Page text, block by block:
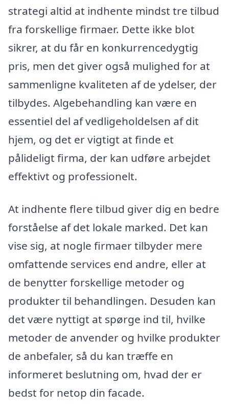
strategi altid at indhente mindst tre tilbud
fra forskellige firmaer. Dette ikke blot
sikrer, at du får en konkurrencedygtig
pris, men det giver også mulighed for at
sammenligne kvaliteten af de ydelser, der
tilbydes. Algebehandling kan være en
essentiel del af vedligeholdelsen af dit
hjem, og det er vigtigt at finde et
pålideligt firma, der kan udføre arbejdet
effektivt og professionelt.
At indhente flere tilbud giver dig en bedre
forståelse af det lokale marked. Det kan
vise sig, at nogle firmaer tilbyder mere
omfattende services end andre, eller at
de benytter forskellige metoder og
produkter til behandlingen. Desuden kan
det være nyttigt at spørge ind til, hvilke
metoder de anvender og hvilke produkter
de anbefaler, så du kan træffe en
informeret beslutning om, hvad der er
bedst for netop din facade.